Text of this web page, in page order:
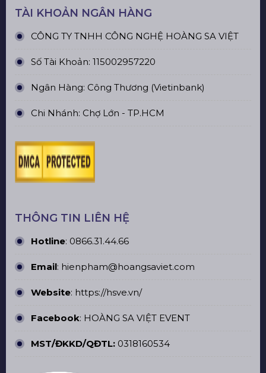
TÀI KHOẢN NGÂN HÀNG
CÔNG TY TNHH CÔNG NGHỆ HOÀNG SA VIỆT
Số Tài Khoản: 115002957220
Ngân Hàng: Công Thương (Vietinbank)
Chi Nhánh: Chợ Lớn - TP.HCM
THÔNG TIN LIÊN HỆ
Hotline: 0866.31.44.66
Email: hienpham@hoangsaviet.com
Website: https://hsve.vn/
Facebook: HOÀNG SA VIỆT EVENT
MST/ĐKKD/QĐTL: 0318160534